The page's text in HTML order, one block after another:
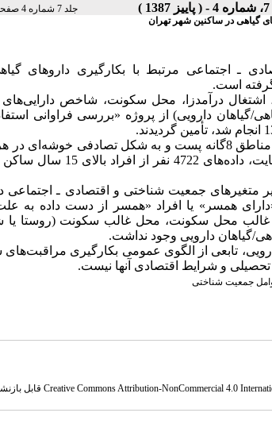
) جلد 7 شماره 4 صفحات 313-320
گیاهی در ساکنین شهر تهران
ـ اجتماعی مرتبط با بکارگیری داروهای
است.
گیاهان دارویی) از پروژه «بررسی فراوانی
نمونه گیری به شکل چند مرحله‌ای (متناسب با جمعیت هر یک از مناطق 8گانه پست و
طریق پرسشگری مستقیم از خود افراد
متغیرهای جمعیت شناختی و اقتصادی ـ
همسر» یا افراد «همسر از دست داده به
غالب محل سکونت، محل غالب سکونت (روستا
گیاهان دارویی وجود نداشت.
تابعی از الگوی عمومی بکارگیری
و شرایط اقتصادی آنها نیست.
جمعیت شناختی
Creative Commons Attribution-NonCommercial 4.0قابل